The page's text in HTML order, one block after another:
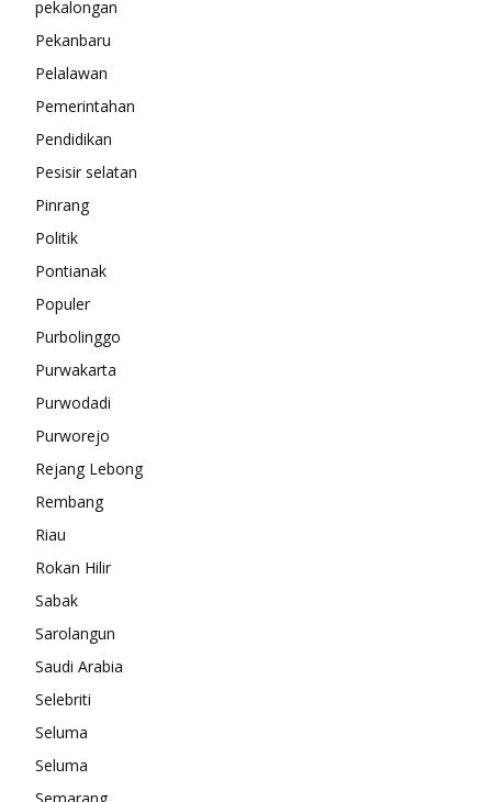
pekalongan
Pekanbaru
Pelalawan
Pemerintahan
Pendidikan
Pesisir selatan
Pinrang
Politik
Pontianak
Populer
Purbolinggo
Purwakarta
Purwodadi
Purworejo
Rejang Lebong
Rembang
Riau
Rokan Hilir
Sabak
Sarolangun
Saudi Arabia
Selebriti
Seluma
Seluma
Semarang